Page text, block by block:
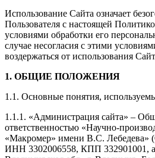
Использование Сайта означает
Пользователя с настоящей
условиями обработки его
случае несогласия с этими
воздержаться от использования
1. ОБЩИЕ ПОЛОЖЕНИЯ
1.1. Основные понятия,
1.1.1. «Администрация сайта» –
ответственностью «Научно-
«Макромер» имени В.С. Лебедева»
ИНН 3302006558, КПП 332901001,